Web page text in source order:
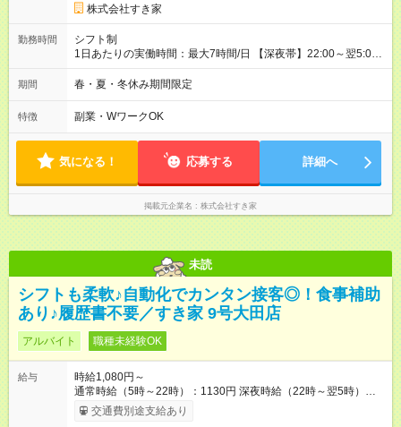
株式会社すき家
勤務時間
シフト制
1日あたりの実働時間：最大7時間/日 【深夜帯】22:00～翌5:00
週2日～・1日2h～OK◎ ※22:00から翌5:00までは18歳以上の方
のみ勤務可能です（18歳未満の深夜業務禁止のため） ★深夜で
す。 必ず、2名以上での勤務を行いますので、安心して働けま
す。
期間 春・夏・冬休み期間限定
特徴 副業・WワークOK
気になる！ 応募する 詳細へ
掲載元企業名 株式会社すき家
未読
シフトも柔軟♪自動化でカンタン接客◎！食事補助
あり♪履歴書不要／すき家 9号大田店
アルバイト 職種未経験OK
給与
時給1,080円～
通常時給（5時～22時）：1130円 深夜時給（22時～翌5時）：
1413円 高校生時給：1080円 【特別手当】早朝手当（5：00-9：
00）時給+150円 【試用期間】試用期間あり 試用期間の長さ：1
交通費別途支給あり